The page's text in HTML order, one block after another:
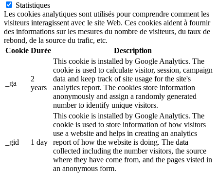
Statistiques
Les cookies analytiques sont utilisés pour comprendre comment les
visiteurs interagissent avec le site Web. Ces cookies aident à fournir
des informations sur les mesures du nombre de visiteurs, du taux de
rebond, de la source du trafic, etc.
Cookie Durée Description
_ga
2
years
This cookie is installed by Google Analytics. The
cookie is used to calculate visitor, session, campaign
data and keep track of site usage for the site's
analytics report. The cookies store information
anonymously and assign a randomly generated
number to identify unique visitors.
_gid 1 day
This cookie is installed by Google Analytics. The
cookie is used to store information of how visitors
use a website and helps in creating an analytics
report of how the website is doing. The data
collected including the number visitors, the source
where they have come from, and the pages visted in
an anonymous form.